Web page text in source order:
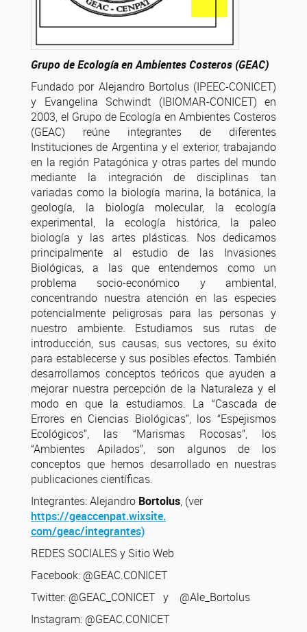
Grupo de Ecología en Ambientes Costeros (GEAC)
Fundado por Alejandro Bortolus (IPEEC-CONICET)
y Evangelina Schwindt (IBIOMAR-CONICET) en
2003, el Grupo de Ecología en Ambientes Costeros
(GEAC) reúne integrantes de diferentes
Instituciones de Argentina y el exterior, trabajando
en la región Patagónica y otras partes del mundo
mediante la integración de disciplinas tan
variadas como la biología marina, la botánica, la
geología, la biología molecular, la ecología
experimental, la ecología histórica, la paleo
biología y las artes plásticas. Nos dedicamos
principalmente al estudio de las Invasiones
Biológicas, a las que entendemos como un
problema socio-económico y ambiental,
concentrando nuestra atención en las especies
potencialmente peligrosas para las personas y
nuestro ambiente. Estudiamos sus rutas de
introducción, sus causas, sus vectores, su éxito
para establecerse y sus posibles efectos. También
desarrollamos conceptos teóricos que ayuden a
mejorar nuestra percepción de la Naturaleza y el
modo en que la estudiamos. La “Cascada de
Errores en Ciencias Biológicas”, los “Espejismos
Ecológicos”, las “Marismas Rocosas”, los
“Ambientes Apilados”, son algunos de los
conceptos que hemos desarrollado en nuestras
publicaciones científicas.
Integrantes: Alejandro Bortolus, (ver
https://geaccenpat.wixsite.
com/geac/integrantes)
REDES SOCIALES y Sitio Web
Facebook: @GEAC.CONICET
Twitter: @GEAC_CONICET y @Ale_Bortolus
Instagram: @GEAC.CONICET